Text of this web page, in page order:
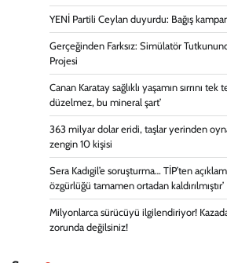
YENİ Partili Ceylan duyurdu: Bağış
Gerçeğinden Farksız: Simülatör
Projesi
Canan Karatay sağlıklı yaşamın sırrını tek
düzelmez, bu mineral şart’
363 milyar dolar eridi, taşlar yerinden
zengin 10 kişisi
Sera Kadıgil’e soruşturma… TİP’ten
özgürlüğü tamamen ortadan kaldırılmıştır’
Milyonlarca sürücüyü ilgilendiriyor!
zorunda değilsiniz!